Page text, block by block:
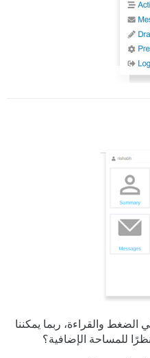
والقراءة، ربما يمكننا
للمساحة الإضافية؟